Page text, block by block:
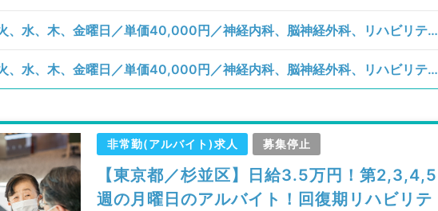
【東京都／杉並区】月、火、水、木、金曜日／単価40,000円／神経内科、脳神経外科、リハビリテーション科／一般外来、訪問診療（居宅）、訪問診療（施設）、その他
【東京都／杉並区】月、火、水、木、金曜日／単価40,000円／神経内科、脳神経外科、リハビリテーション科／一般外来、訪問診療（居宅）、訪問診療（施設）、その他
非常勤(アルバイト)求人 募集停止
【東京都／杉並区】日給3.5万円！第2,3,4,5
週の月曜日のアルバイト！回復期リハビリテ